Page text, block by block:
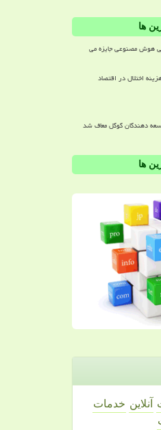
ها
هوش مصنوعی جایزه می
اختلال در اقتصاد
دهندگان گوگل معاف شد
ها
آنلاین خدمات